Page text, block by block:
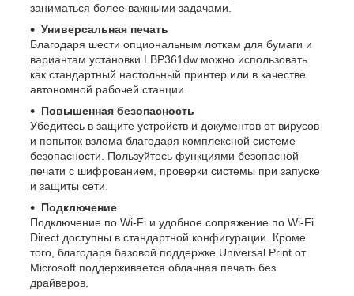
заниматься более важными задачами.
Универсальная печать
Благодаря шести опциональным лоткам для бумаги и
вариантам установки LBP361dw можно использовать
как стандартный настольный принтер или в качестве
автономной рабочей станции.
Повышенная безопасность
Убедитесь в защите устройств и документов от вирусов
и попыток взлома благодаря комплексной системе
безопасности. Пользуйтесь функциями безопасной
печати с шифрованием, проверки системы при запуске
и защиты сети.
Подключение
Подключение по Wi-Fi и удобное сопряжение по Wi-Fi
Direct доступны в стандартной конфигурации. Кроме
того, благодаря базовой поддержке Universal Print от
Microsoft поддерживается облачная печать без
драйверов.